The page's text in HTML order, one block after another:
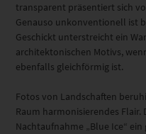
transparent präsentiert sich
Genauso unkonventionell ist
Geschickt unterstreicht ein
architektonischen Motivs,
ebenfalls gleichförmig ist.
Fotos von Landschaften
Raum harmonisierendes
Nachtaufnahme „Blue Ice“